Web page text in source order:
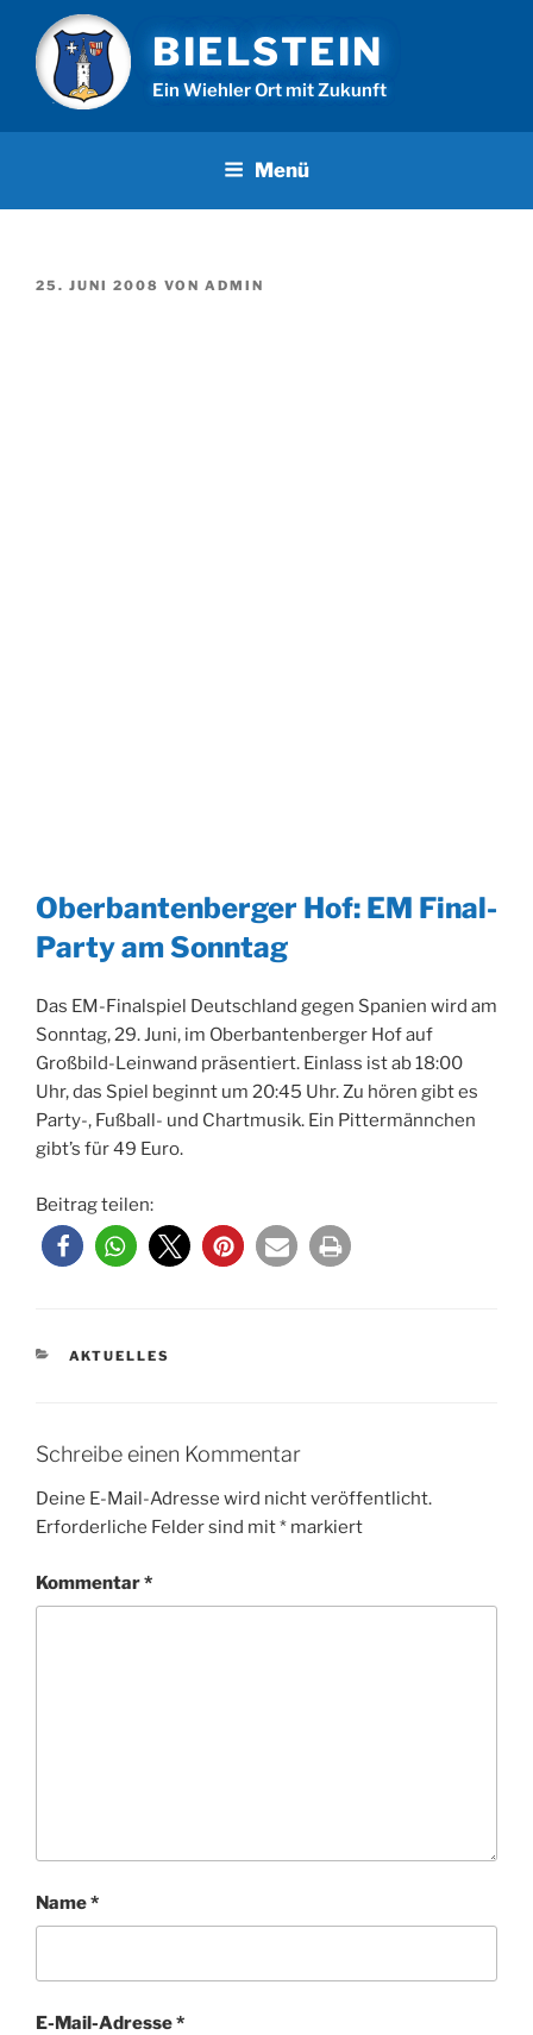
Inhalt
springen
BIELSTEIN
Ein Wiehler Ort mit Zukunft
Menü
VERÖFFENTLICHT
25. JUNI 2008 VON ADMIN
Oberbantenberger Hof: EM Final-
Party am Sonntag
Das EM-Finalspiel Deutschland gegen Spanien wird am
Sonntag, 29. Juni, im Oberbantenberger Hof auf
Großbild-Leinwand präsentiert. Einlass ist ab 18:00
Uhr, das Spiel beginnt um 20:45 Uhr. Zu hören gibt es
Party-, Fußball- und Chartmusik. Ein Pittermännchen
gibt’s für 49 Euro.
Beitrag teilen:
KATEGORIEN
AKTUELLES
Schreibe einen Kommentar
Deine E-Mail-Adresse wird nicht veröffentlicht.
Erforderliche Felder sind mit* markiert
Kommentar*
Name*
E-Mail-Adresse*